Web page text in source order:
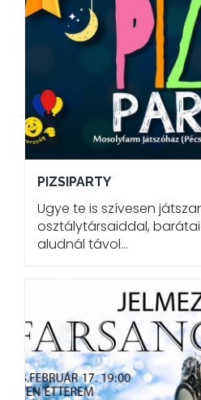
PIZSIPARTY
Ugye te is szívesen
osztálytársaiddal,
aludnál távol…